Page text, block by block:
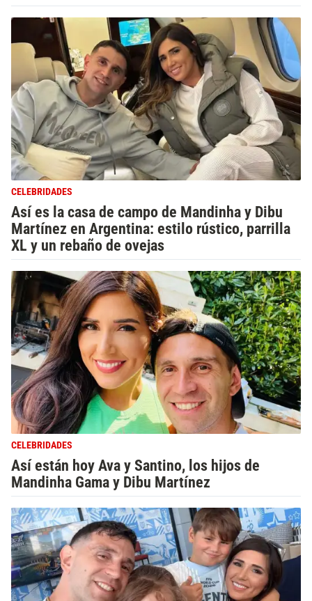
CELEBRIDADES
Así es la casa de campo de Mandinha y Dibu
Martínez en Argentina: estilo rústico, parrilla
XL y un rebaño de ovejas
CELEBRIDADES
Así están hoy Ava y Santino, los hijos de
Mandinha Gama y Dibu Martínez